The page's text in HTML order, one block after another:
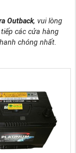
Outback, vui lòng
các cửa hàng
chóng nhất.